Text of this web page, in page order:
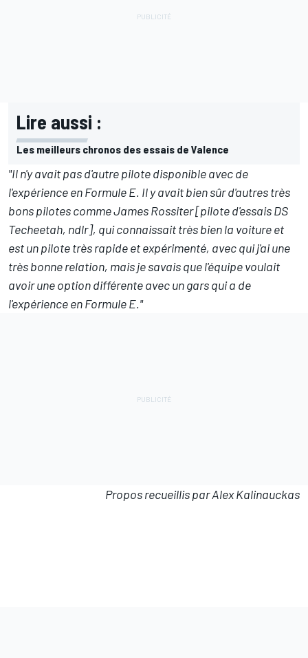
Lire aussi :
Les meilleurs chronos des essais de Valence
"Il n'y avait pas d'autre pilote disponible avec de
l'expérience en Formule E. Il y avait bien sûr d'autres très
bons pilotes comme James Rossiter [pilote d'essais DS
Techeetah, ndlr], qui connaissait très bien la voiture et
est un pilote très rapide et expérimenté, avec qui j'ai une
très bonne relation, mais je savais que l'équipe voulait
avoir une option différente avec un gars qui a de
l'expérience en Formule E."
Propos recueillis par Alex Kalinauckas